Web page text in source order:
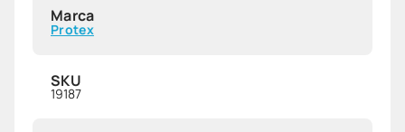
Marca
Protex
SKU
19187